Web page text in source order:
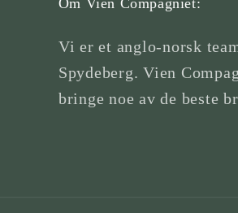
Om Vien Compagniet:
Vi er et anglo-norsk
Spydeberg. Vien
bringe noe av de beste